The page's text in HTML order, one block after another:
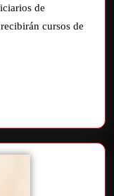
de
cursos de